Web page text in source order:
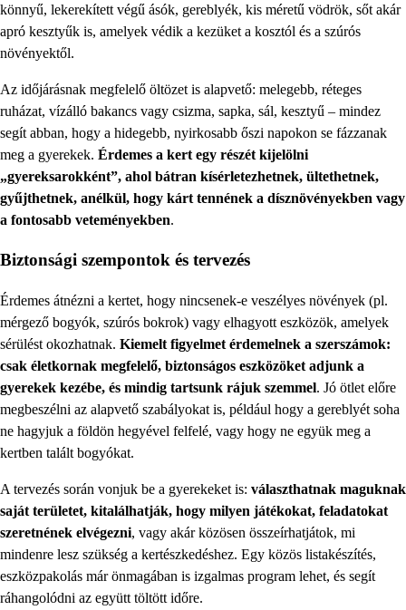
könnyű, lekerekített végű ásók, gereblyék, kis méretű vödrök, sőt akár
apró kesztyűk is, amelyek védik a kezüket a kosztól és a szúrós
növényektől.
Az időjárásnak megfelelő öltözet is alapvető: melegebb, réteges
ruházat, vízálló bakancs vagy csizma, sapka, sál, kesztyű – mindez
segít abban, hogy a hidegebb, nyirkosabb őszi napokon se fázzanak
meg a gyerekek. Érdemes a kert egy részét kijelölni
„gyereksarokként”, ahol bátran kísérletezhetnek, ültethetnek,
gyűjthetnek, anélkül, hogy kárt tennének a dísznövényekben vagy
a fontosabb veteményekben.
Biztonsági szempontok és tervezés
Érdemes átnézni a kertet, hogy nincsenek-e veszélyes növények (pl.
mérgező bogyók, szúrós bokrok) vagy elhagyott eszközök, amelyek
sérülést okozhatnak. Kiemelt figyelmet érdemelnek a szerszámok:
csak életkornak megfelelő, biztonságos eszközöket adjunk a
gyerekek kezébe, és mindig tartsunk rájuk szemmel. Jó ötlet előre
megbeszélni az alapvető szabályokat is, például hogy a gereblyét soha
ne hagyjuk a földön hegyével felfelé, vagy hogy ne együk meg a
kertben talált bogyókat.
A tervezés során vonjuk be a gyerekeket is: választhatnak maguknak
saját területet, kitalálhatják, hogy milyen játékokat, feladatokat
szeretnének elvégezni, vagy akár közösen összeírhatjátok, mi
mindenre lesz szükség a kertészkedéshez. Egy közös listakészítés,
eszközpakolás már önmagában is izgalmas program lehet, és segít
ráhangolódni az együtt töltött időre.